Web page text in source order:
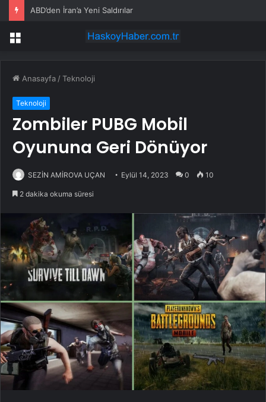
ABD’den İran’a Yeni Saldırılar
Menü
Anasayfa /Teknoloji
Teknoloji
Zombiler PUBG Mobil
Oyununa Geri Dönüyor
SEZİN AMİROVA UÇAN Eylül 14, 2023 0 10
2 dakika okuma süresi